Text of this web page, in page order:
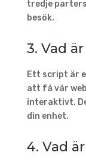
tredje
besök.
3. Vad
Ett script är
att få vår
interaktivt.
din enhet.
4. Vad